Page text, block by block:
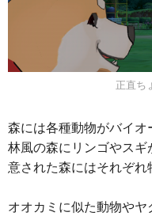
正直ち
森には各種動物がバイ
林風の森にリンゴやス
意された森にはそれぞれ
オオカミに似た動物や